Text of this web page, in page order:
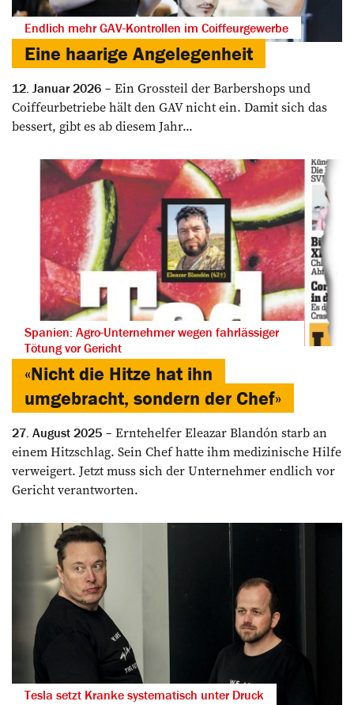
Endlich mehr GAV-Kontrollen im Coiffeurgewerbe
Eine haarige Angelegenheit
12. Januar 2026
Ein Grossteil der Barbershops und
Coiffeurbetriebe hält den GAV nicht ein. Damit sich das
bessert, gibt es ab diesem Jahr...
Spanien: Agro-Unternehmer wegen fahrlässiger
Tötung vor Gericht
«Nicht die Hitze hat ihn
umgebracht, sondern der Chef»
27. August 2025
Erntehelfer Eleazar ­Blandón starb an
einem Hitzschlag. Sein Chef hatte ihm medizinische Hilfe
verweigert. Jetzt muss sich der Unternehmer endlich vor
Gericht verantworten.
Tesla setzt Kranke systematisch unter Druck